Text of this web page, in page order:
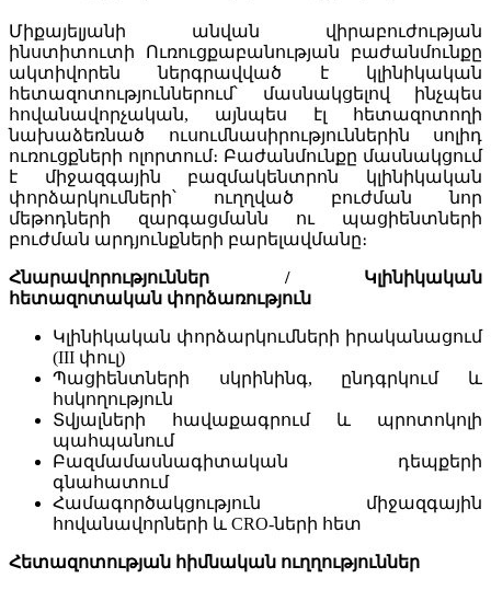
Միքայելյանի անվան վիրաբուժության
ինստիտուտի Ուռուցքաբանության բաժանմունքը
ակտիվորեն ներգրավված է կլինիկական
հետազոտություններում՝ մասնակցելով ինչպես
հովանավորչական, այնպես էլ հետազոտողի
նախաձեռնած ուսումնասիրություններին սոլիդ
ուռուցքների ոլորտում։ Բաժանմունքը մասնակցում
է միջազգային բազմակենտրոն կլինիկական
փորձարկումների՝ ուղղված բուժման նոր
մեթոդների զարգացմանն ու պացիենտների
բուժման արդյունքների բարելավմանը։
Հնարավորություններ / Կլինիկական
հետազոտական փորձառություն
Կլինիկական փորձարկումների իրականացում
(III փուլ)
Պացիենտների սկրինինգ, ընդգրկում և
հսկողություն
Տվյալների հավաքագրում և պրոտոկոլի
պահպանում
Բազմամասնագիտական դեպքերի
գնահատում
Համագործակցություն միջազգային
հովանավորների և CRO-ների հետ
Հետազոտության հիմնական ուղղություններ